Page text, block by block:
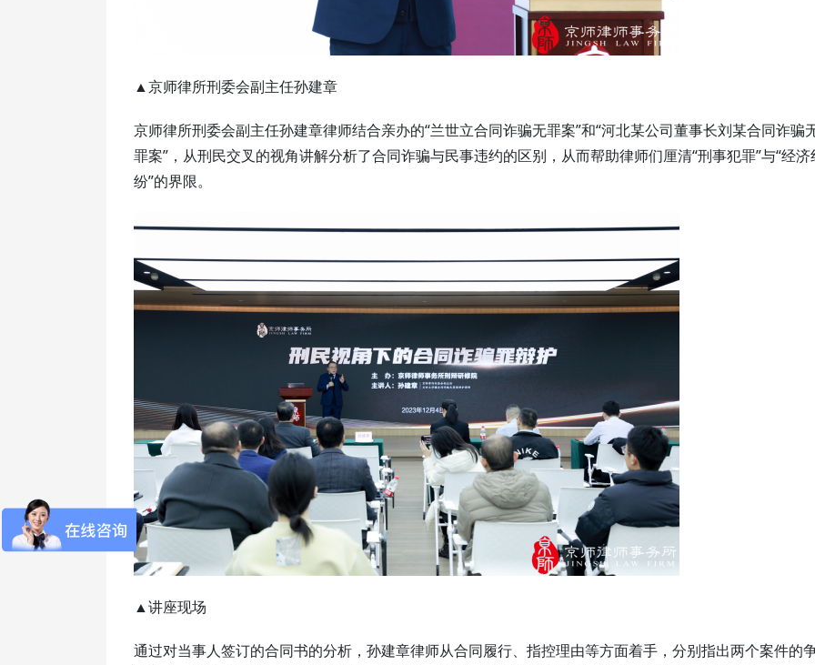
▲京师律所刑委会副主任孙建章
京师律所刑委会副主任孙建章律师结合亲办的“兰世立合同诈骗无罪案”和“河北某公司董事长刘某合同诈骗
罪案”，从刑民交叉的视角讲解分析了合同诈骗与民事违约的区别，从而帮助律师们厘清“刑事犯罪”与“经济
纷”的界限。
▲讲座现场
通过对当事人签订的合同书的分析，孙建章律师从合同履行、指控理由等方面着手，分别指出两个案件的